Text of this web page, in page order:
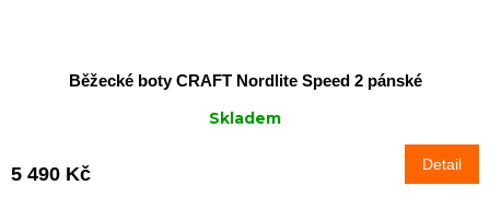
Běžecké boty CRAFT Nordlite Speed 2 pánské
Skladem
5 490 Kč Detail